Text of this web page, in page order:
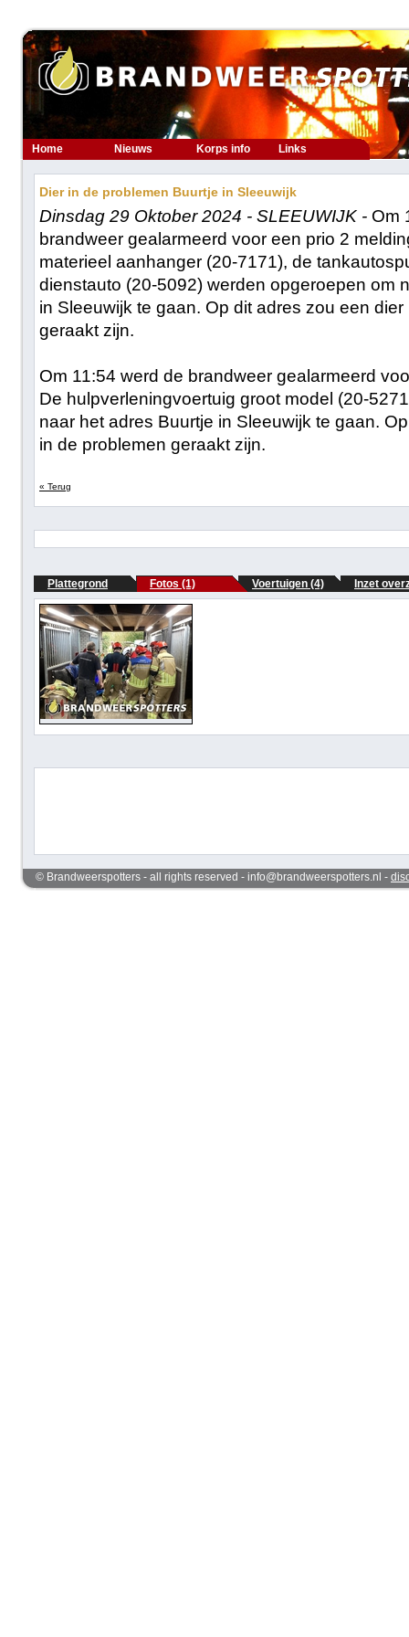
Home Nieuws Korps info Links
Dier in de problemen Buurtje in Sleeuwijk
Dinsdag 29 Oktober 2024 - SLEEUWIJK - Om
brandweer gealarmeerd voor een prio 2
materieel aanhanger (20-7171), de
dienstauto (20-5092) werden opgeroepen om
in Sleeuwijk te gaan. Op dit adres zou een
geraakt zijn.
Om 11:54 werd de brandweer gealarmeerd
De hulpverleningvoertuig groot model (20-
naar het adres Buurtje in Sleeuwijk te gaan.
in de problemen geraakt zijn.
« Terug
Plattegrond Fotos (1) Voertuigen (4) Inzet
© Brandweerspotters - all rights reserved - info@brandweerspotters.nl -